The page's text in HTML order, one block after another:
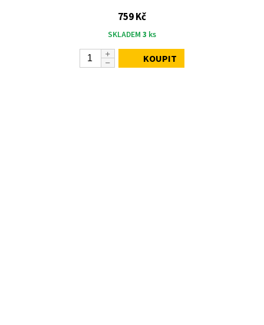
759 Kč
SKLADEM 3 ks
KOUPIT